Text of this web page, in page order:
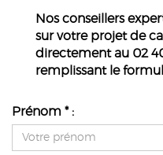
Nos conseillers
sur votre projet de
directement au 02
remplissant le
Prénom * :